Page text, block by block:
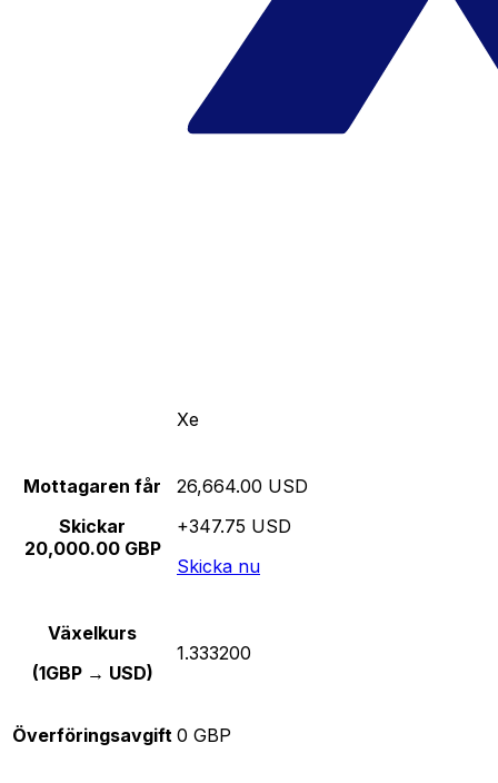
Xe
Mottagaren får
Skickar
20,000.00 GBP
26,664.00 USD
+347.75 USD
Skicka nu
Växelkurs
(1GBP → USD)
1.333200
Överföringsavgift 0 GBP